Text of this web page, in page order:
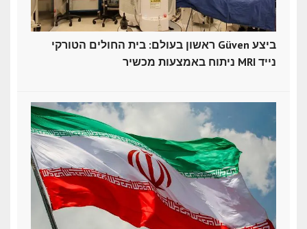
ראשון בעולם: בית החולים הטורקי Güven ביצע
ניתוח באמצעות מכשיר MRI נייד